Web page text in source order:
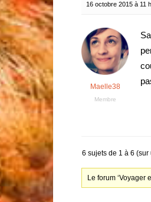
16 octobre 2015 à 11
Maelle38
Membre
6 sujets de 1 à 6 (sur
Le forum ‘Voyager